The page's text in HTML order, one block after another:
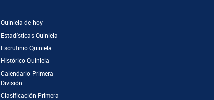
Quiniela de hoy
Estadísticas Quiniela
Escrutinio Quiniela
Histórico Quiniela
Calendario Primera
División
Clasificación Primera